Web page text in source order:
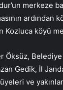
merkeze
ardından
Kozluca köyü
Belediye
Gedik, İl
ve